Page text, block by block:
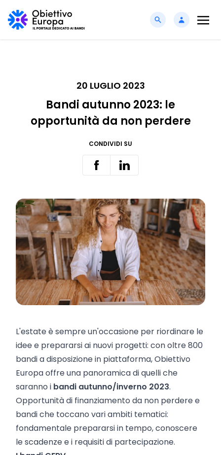
20 LUGLIO 2023
Bandi autunno 2023: le
opportunità da non perdere
CONDIVIDI SU
L'estate è sempre un'occasione per riordinare le
idee e prepararsi ai nuovi progetti: con oltre 800
bandi a disposizione in piattaforma, Obiettivo
Europa offre una panoramica di quelli che
saranno i bandi autunno/inverno 2023.
Opportunità di finanziamento da non perdere e
bandi che toccano vari ambiti tematici:
fondamentale prepararsi in tempo, conoscere
le scadenze e i requisiti di partecipazione.